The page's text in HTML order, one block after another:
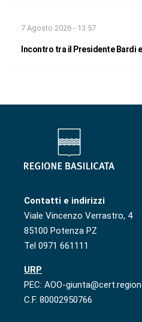
7 Agosto 2026 - 13:57
Incontro tra il Presidente Bardi
Contatti e indirizzi
Viale Vincenzo Verrastro, 4
85100 Potenza PZ
Tel 0971 661111
URP
PEC: AOO-
C.F. 80002950766